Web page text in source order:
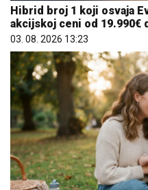
Hibrid broj 1 koji osvaja
akcijskoj ceni od 19.990€
03. 08. 2026 13:23